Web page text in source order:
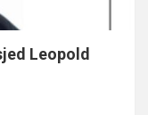
Leopold